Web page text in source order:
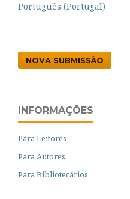
Português (Portugal)
NOVA SUBMISSÃO
INFORMAÇÕES
Para Leitores
Para Autores
Para Bibliotecários